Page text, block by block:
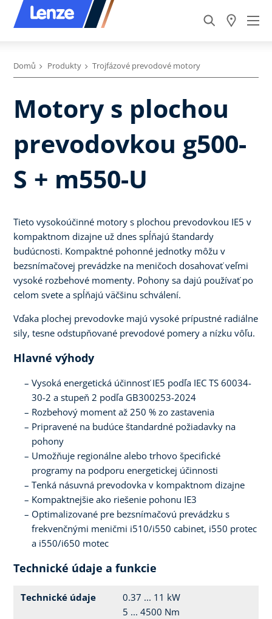
Domů Produkty Trojfázové prevodové motory
Motory s plochou
prevodovkou g500-
S + m550-U
Tieto vysokoúčinné motory s plochou prevodovkou IE5 v
kompaktnom dizajne už dnes spĺňajú štandardy
budúcnosti. Kompaktné pohonné jednotky môžu v
bezsnímačovej prevádzke na meničoch dosahovať veľmi
vysoké rozbehové momenty. Pohony sa dajú používať po
celom svete a spĺňajú väčšinu schválení.
Vďaka plochej prevodovke majú vysoké prípustné radiálne
sily, tesne odstupňované prevodové pomery a nízku vôľu.
Hlavné výhody
Vysoká energetická účinnosť IE5 podľa IEC TS 60034-
30-2 a stupeň 2 podľa GB300253-2024
Rozbehový moment až 250 % zo zastavenia
Pripravené na budúce štandardné požiadavky na
pohony
Umožňuje regionálne alebo trhovo špecifické
programy na podporu energetickej účinnosti
Tenká násuvná prevodovka v kompaktnom dizajne
Kompaktnejšie ako riešenie pohonu IE3
Optimalizované pre bezsnímačovú prevádzku s
frekvenčnými meničmi i510/i550 cabinet, i550 protec
a i550/i650 motec
Technické údaje a funkcie
Technické údaje
0.37 ... 11 kW
5 ... 4500 Nm